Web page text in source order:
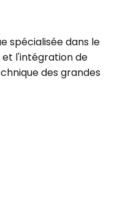
spécialisée dans le
l'intégration de
des grandes